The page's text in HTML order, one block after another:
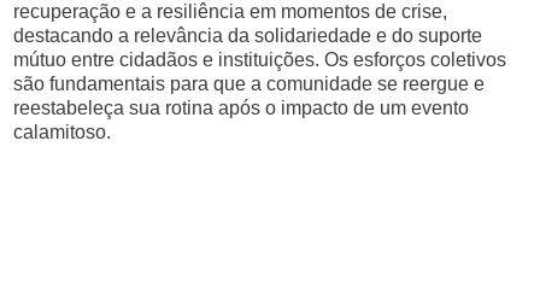
recuperação e a resiliência em momentos de crise,
destacando a relevância da solidariedade e do suporte
mútuo entre cidadãos e instituições. Os esforços coletivos
são fundamentais para que a comunidade se reergue e
reestabeleça sua rotina após o impacto de um evento
calamitoso.